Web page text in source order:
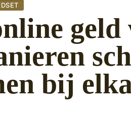
geld
bij